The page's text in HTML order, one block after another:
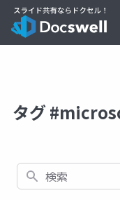
タグ
検索